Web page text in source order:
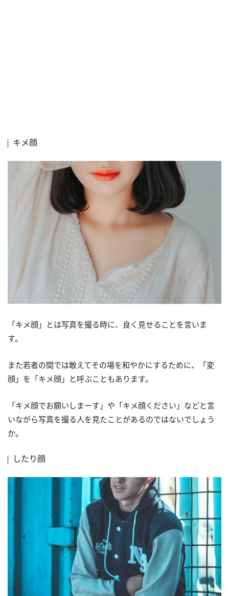
キメ顔
「キメ顔」とは写真を撮る時に、良く見せることを言いま
す。
また若者の間では敢えてその場を和やかにするために、「変
顔」を「キメ顔」と呼ぶこともあります。
「キメ顔でお願いしまーす」や「キメ顔ください」などと言
いながら写真を撮る人を見たことがあるのではないでしょう
か。
したり顔